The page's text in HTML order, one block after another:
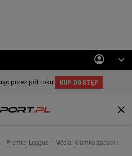
Premier League Media: Klamka zapadła.